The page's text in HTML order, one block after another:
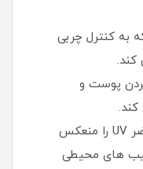
به کنترل چربی
پوست و
فیلترهای فیزیکی: اشعه های مضر UV را منعکس
های محیطی